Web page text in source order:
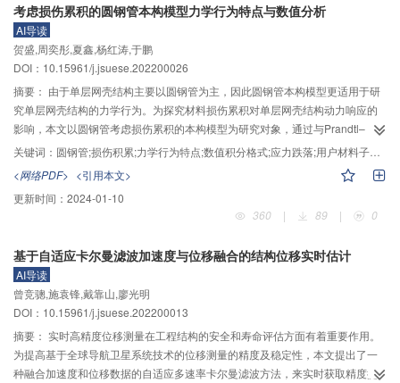
NSCC承载能力增加，但仍表现出脆性破坏特征；而RSCC重复冲击性能显著退
化，峰值应力下降，抵抗冲击荷载重复作用次数减少，且橡胶掺量越大，性能
衰退越明显。此外，在常温及150 ℃高温作用下，RSCC比NSCC吸收能量能
力更强；而300 ℃高温作用后，RSCC能量吸收性能衰退，比NSCC累计单位
体积吸收能量低。
考虑损伤累积的圆钢管本构模型力学行为特点与数值分析
AI导读
贺盛,周奕彤,夏鑫,杨红涛,于鹏
DOI：10.15961/j.jsuese.202200026
摘要： 由于单层网壳结构主要以圆钢管为主，因此圆钢管本构模型更适用于研
究单层网壳结构的力学行为。为探究材料损伤累积对单层网壳结构动力响应的
影响，本文以圆钢管考虑损伤累积的本构模型为研究对象，通过与Prandtl–
Reuss材料本构模型在屈服准则、弹性刚度矩阵、弹塑性刚度矩阵、加载准
则、流动法则及应力跌落等方面的对比，分析其力学行为特点，给出其数值积
分格式，并基于有限元软件ANSYS开发了考虑损伤累积的用户材料子程序，采
用该子程序研究单层网壳在强震作用下的动力响应。结果表明：Prandtl–Reuss
材料模型高估了单层网壳结构的抗震性能，考虑材料损伤累积的结构失效时，
形成大量塑性区带。一方面，损伤累积效应会降低结构的动力极限荷载，扩大
损伤分布，加深损伤程度，加速结构破坏进程；另一方面，也将造成结构的失
效模式由动力失稳向强度破坏转变。本文基于有限元软件ANSYS开发的考虑圆
钢管损伤累积的材料子程序具有较高的计算精度，且其数值积分策略及用户材
料子程序有效、可行，能够为单层网壳结构的抗震性能提供更加精确的分析与
工程设计。
关键词： 圆钢管;损伤积累;力学行为特点;数值积分格式;应力跌落;用户材料子程序
<网络PDF> <引用本文>
更新时间： 2024-01-10
360
| 89 | 0
基于自适应卡尔曼滤波加速度与位移融合的结构位移实时估计
AI导读
曾竞骢,施袁锋,戴靠山,廖光明
DOI：10.15961/j.jsuese.202200013
摘要： 实时高精度位移测量在工程结构的安全和寿命评估方面有着重要作用。
为提高基于全球导航卫星系统技术的位移测量的精度及稳定性，本文提出了一
种融合加速度和位移数据的自适应多速率卡尔曼滤波方法，来实时获取精度提